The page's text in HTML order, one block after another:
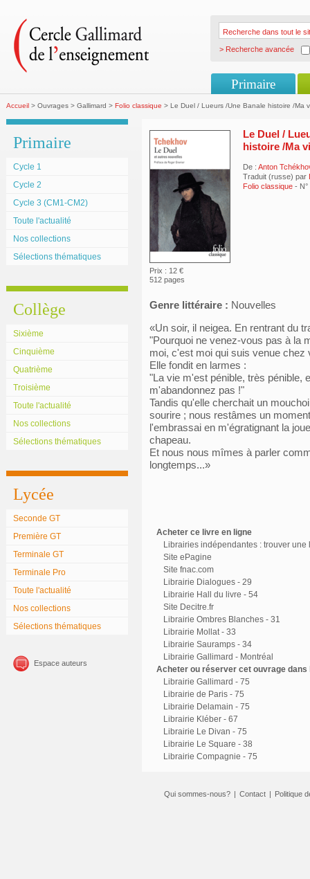
> Recherche avancée
Primaire
Accueil > Ouvrages > Gallimard > Folio classique > Le Duel / Lueurs /Une Banale histoire /Ma
Primaire
Cycle 1
Cycle 2
Cycle 3 (CM1-CM2)
Toute l'actualité
Nos collections
Sélections thématiques
Collège
Sixième
Cinquième
Quatrième
Troisième
Toute l'actualité
Nos collections
Sélections thématiques
Lycée
Seconde GT
Première GT
Terminale GT
Terminale Pro
Toute l'actualité
Nos collections
Sélections thématiques
Espace auteurs
Prix : 12 €
512 pages
Le Duel /
histoire /Ma
De : Anton
Traduit (russe) par
Folio classique - N°
Genre littéraire : Nouvelles
«Un soir, il neigea. En rentrant du
"Pourquoi ne venez-vous pas à la
moi, c'est moi qui suis venue chez
Elle fondit en larmes :
"La vie m'est pénible, très pénible,
m'abandonnez pas !"
Tandis qu'elle cherchait un
sourire ; nous restâmes un
l'embrassai en m'égratignant la
chapeau.
Et nous nous mîmes à parler
longtemps...»
Acheter ce livre en ligne
Librairies indépendantes : trouver une
Site ePagine
Site fnac.com
Librairie Dialogues - 29
Librairie Hall du livre - 54
Site Decitre.fr
Librairie Ombres Blanches - 31
Librairie Mollat - 33
Librairie Sauramps - 34
Librairie Gallimard - Montréal
Acheter ou réserver cet ouvrage
Librairie Gallimard - 75
Librairie de Paris - 75
Librairie Delamain - 75
Librairie Kléber - 67
Librairie Le Divan - 75
Librairie Le Square - 38
Librairie Compagnie - 75
Qui sommes-nous? | Contact | Politique